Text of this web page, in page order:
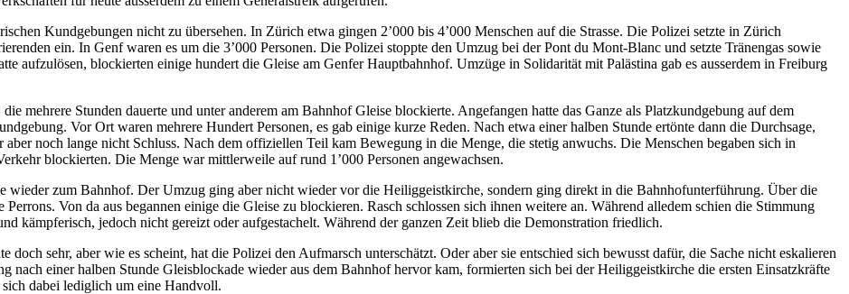
Kundgebungen nicht zu übersehen. In Zürich etwa gingen 2’000 bis 4’000 Menschen auf die Strasse. Die Polizei setzte in Zürich
ein. In Genf waren es um die 3’000 Personen. Die Polizei stoppte den Umzug bei der Pont du Mont-Blanc und setzte Tränengas sowie
aufzulösen, blockierten einige hundert die Gleise am Genfer Hauptbahnhof. Umzüge in Solidarität mit Palästina gab es ausserdem in Freiburg
mehrere Stunden dauerte und unter anderem am Bahnhof Gleise blockierte. Angefangen hatte das Ganze als Platzkundgebung auf dem
Vor Ort waren mehrere Hundert Personen, es gab einige kurze Reden. Nach etwa einer halben Stunde ertönte dann die Durchsage,
noch lange nicht Schluss. Nach dem offiziellen Teil kam Bewegung in die Menge, die stetig anwuchs. Die Menschen begaben sich in
blockierten. Die Menge war mittlerweile auf rund 1’000 Personen angewachsen.
wieder zum Bahnhof. Der Umzug ging aber nicht wieder vor die Heiliggeistkirche, sondern ging direkt in die Bahnhofunterführung. Über die
Von da aus begannen einige die Gleise zu blockieren. Rasch schlossen sich ihnen weitere an. Während alledem schien die Stimmung
kämpferisch, jedoch nicht gereizt oder aufgestachelt. Während der ganzen Zeit blieb die Demonstration friedlich.
doch sehr, aber wie es scheint, hat die Polizei den Aufmarsch unterschätzt. Oder aber sie entschied sich bewusst dafür, die Sache nicht eskalieren
nach einer halben Stunde Gleisblockade wieder aus dem Bahnhof hervor kam, formierten sich bei der Heiliggeistkirche die ersten Einsatzkräfte
dabei lediglich um eine Handvoll.